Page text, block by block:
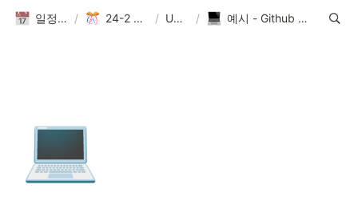
일정(활동 DB) / 24-2 Conference / Untitled / 예시 - Github 링크 및 노션 정리
💻